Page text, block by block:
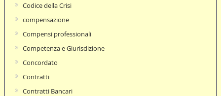
Codice della Crisi
compensazione
Compensi professionali
Competenza e Giurisdizione
Concordato
Contratti
Contratti Bancari